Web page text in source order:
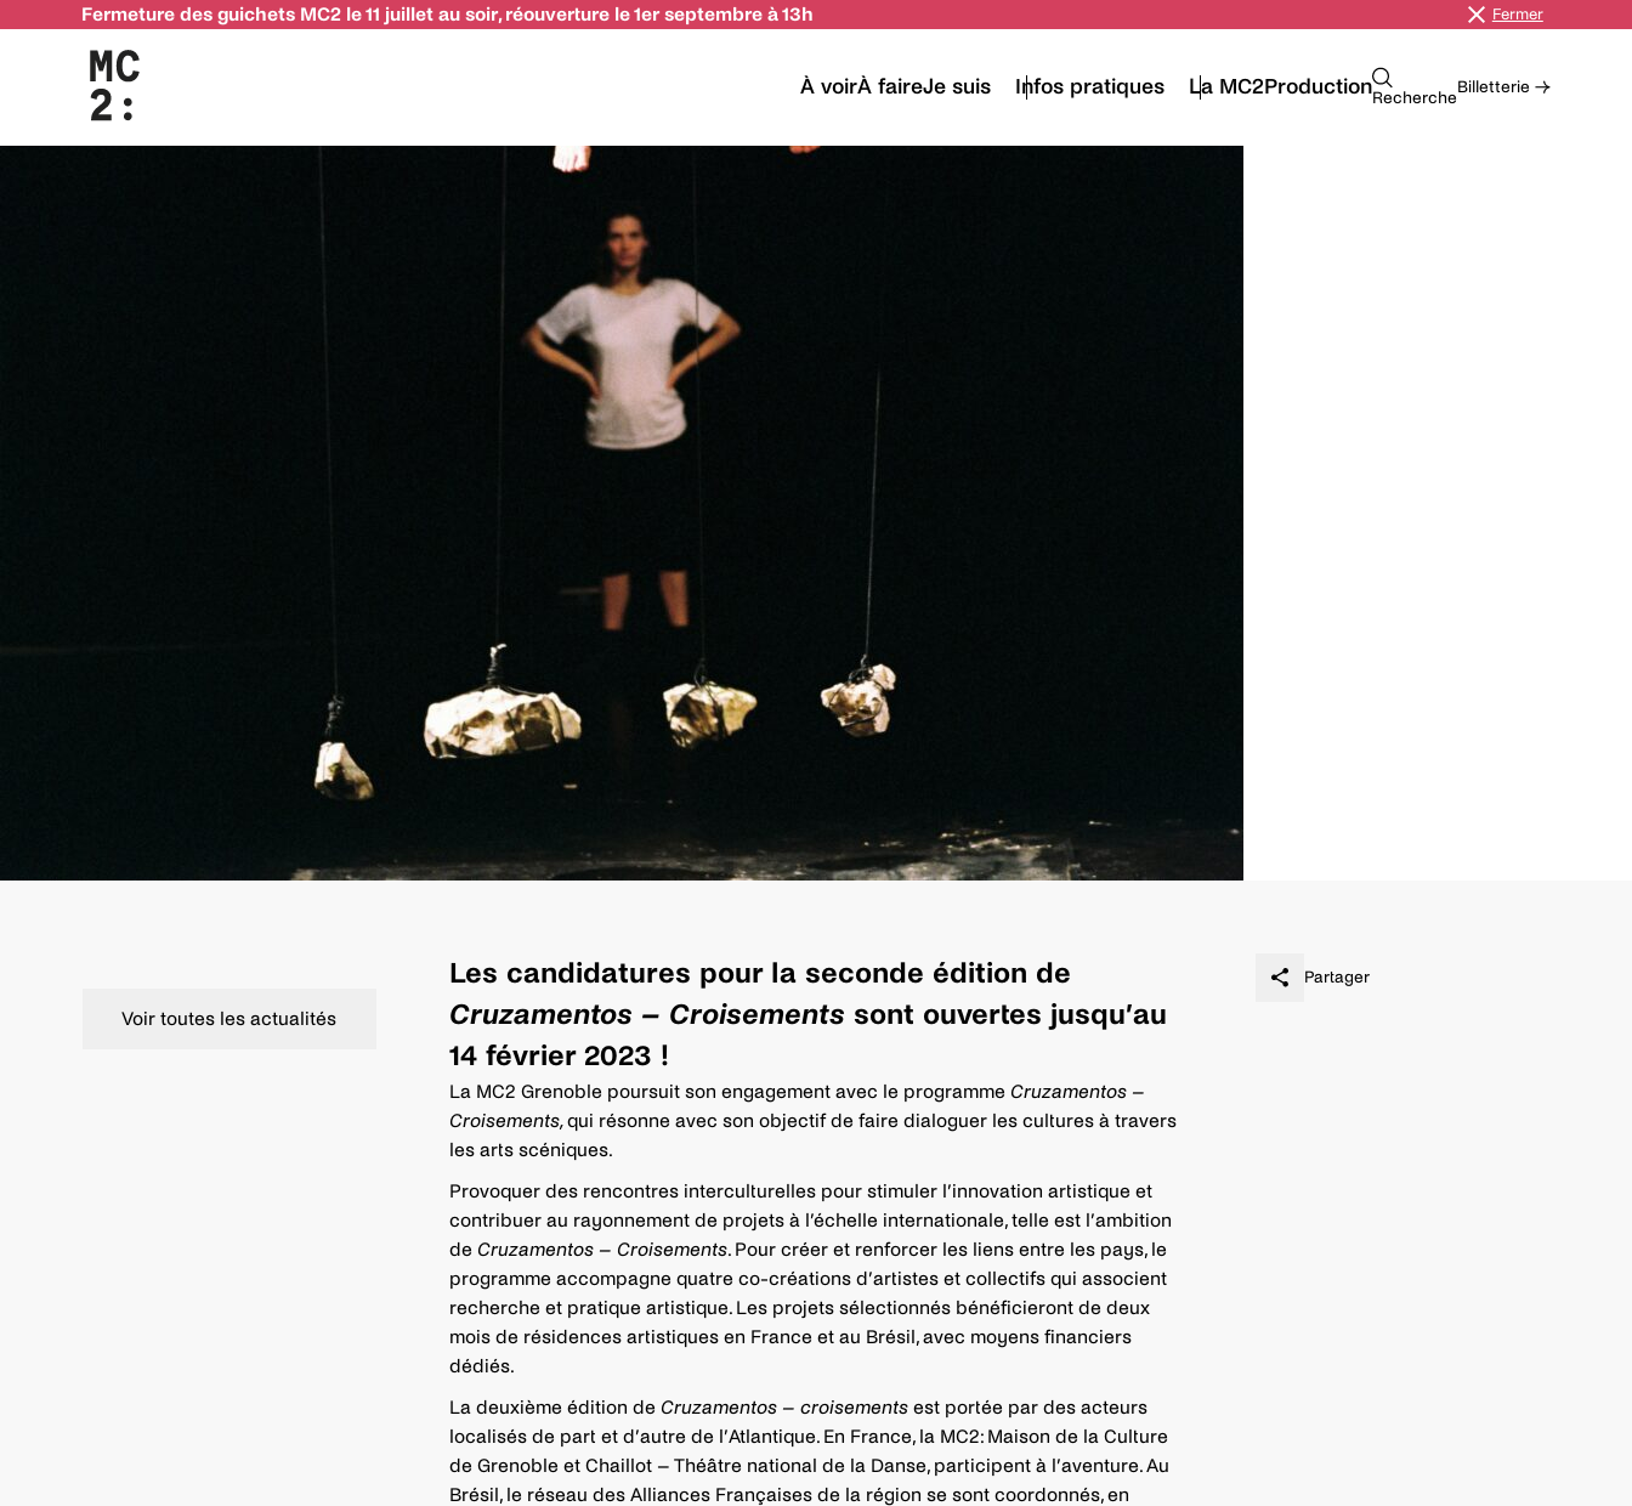
Fermeture des guichets MC2 le 11 juillet au soir, réouverture le 1er septembre à 13h Fermer
À voirÀ faireJe suis Infos pratiques La MC2ProductionRecherche
Billetterie →
Voir toutes les actualités
Les candidatures pour la seconde édition de
Cruzamentos – Croisements sont ouvertes jusqu’au
14 février 2023 !
La MC2 Grenoble poursuit son engagement avec le programme Cruzamentos –
Croisements,qui résonne avec son objectif de faire dialoguer les cultures à travers
les arts scéniques.
Provoquer des rencontres interculturelles pour stimuler l’innovation artistique et
contribuer au rayonnement de projets à l’échelle internationale, telle est l’ambition
de Cruzamentos – Croisements. Pour créer et renforcer les liens entre les pays, le
programme accompagne quatre co-créations d’artistes et collectifs qui associent
recherche et pratique artistique. Les projets sélectionnés bénéficieront de deux
mois de résidences artistiques en France et au Brésil, avec moyens financiers
dédiés.
La deuxième édition de Cruzamentos – croisementsest portée par des acteurs
localisés de part et d’autre de l’Atlantique. En France, la MC2: Maison de la Culture
de Grenoble et Chaillot – Théâtre national de la Danse, participent à l’aventure. Au
Brésil, le réseau des Alliances Françaises de la région se sont coordonnés, en
Partager